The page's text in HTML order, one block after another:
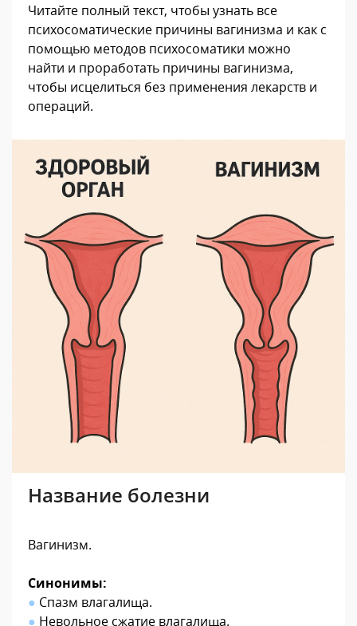
Читайте полный текст, чтобы узнать все
психосоматические причины вагинизма и как с
помощью методов психосоматики можно
найти и проработать причины вагинизма,
чтобы исцелиться без применения лекарств и
операций.
Название болезни
Вагинизм.
Синонимы:
● Спазм влагалища.
● Невольное сжатие влагалища.